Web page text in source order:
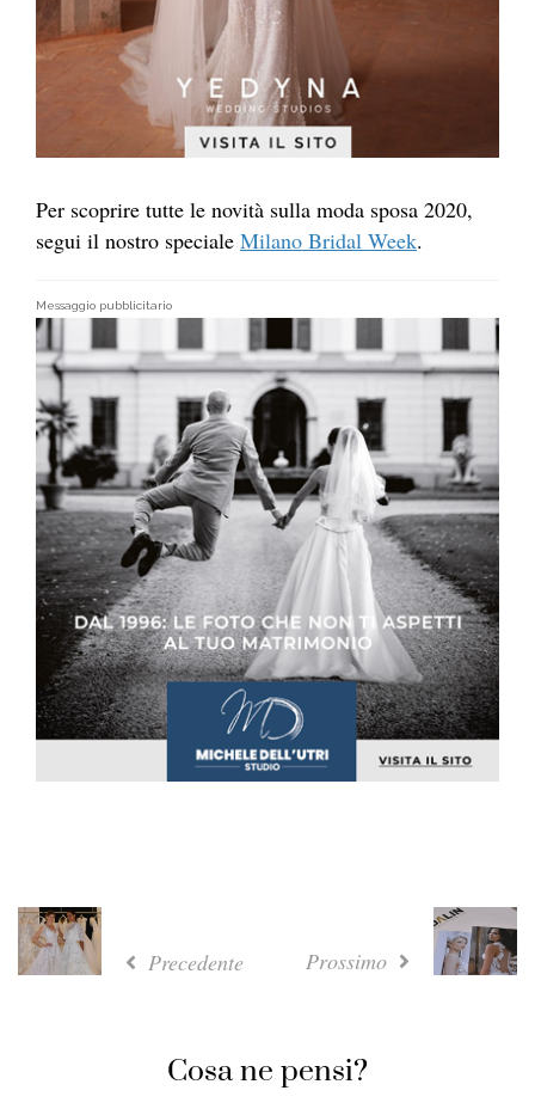
Per scoprire tutte le novità sulla moda sposa 2020,
segui il nostro speciale Milano Bridal Week.
Messaggio pubblicitario
Precedente Prossimo
Cosa ne pensi?